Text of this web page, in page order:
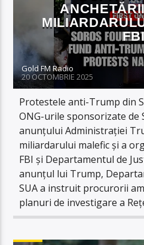
Gold FM Radio
20 OCTOMBRIE 2025
Protestele anti-Trump din
ONG-urile sponsorizate de
anunțului Administrației
miliardarului malefic și a
FBI și Departamentul de
anunțul lui Trump,
SUA a instruit procurorii
planuri de investigare a